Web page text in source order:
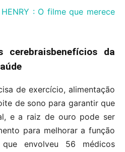
HENRY : O filme que merece
cerebraisbenefícios da
de exercício, alimentação
de sono para garantir que
e a raiz de ouro pode ser
para melhorar a função
envolveu 56 médicos